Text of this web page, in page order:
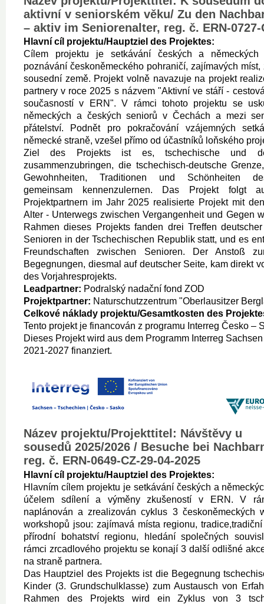
aktivní v seniorském věku/ Zu den
– aktiv im Seniorenalter, reg. č. ERN-0727-
Hlavní cíl projektu/Hauptziel des Projektes:
Cílem projektu je setkávání českých a německých
poznávání českoněmeckého pohraničí, zajímavých
sousední země. Projekt volně navazuje na projekt
partnery v roce 2025 s názvem "Aktivní ve stáří -
současností v ERN". V rámci tohoto projektu se
německých a českých seniorů v Čechách a mezi
přátelství. Podnět pro pokračování vzájemných
německé straně, vzešel přímo od účastníků loňského
Ziel des Projekts ist es, tschechische und
zusammenzubringen, die tschechisch-deutsche
Gewohnheiten, Traditionen und Schönheiten
gemeinsam kennenzulernen. Das Projekt folgt
Projektpartnern im Jahr 2025 realisierte Projekt mit
Alter - Unterwegs zwischen Vergangenheit und Gegen
Rahmen dieses Projekts fanden drei Treffen
Senioren in der Tschechischen Republik statt, und es
Freundschaften zwischen Senioren. Der Anstoß
Begegnungen, diesmal auf deutscher Seite, kam direkt
des Vorjahresprojekts.
Leadpartner: Podralský nadační fond ZOD
Projektpartner: Naturschutzzentrum "Oberlausitzer
Celkové náklady projektu/Gesamtkosten des
Tento projekt je financován z programu Interreg Česko –
Dieses Projekt wird aus dem Programm Interreg
2021-2027 finanziert.
Název projektu/Projekttitel: Návštěvy u
sousedů 2025/2026 / Besuche bei
reg. č. ERN-0649-CZ-29-04-2025
Hlavní cíl projektu/Hauptziel des Projektes:
Hlavním cílem projektu je setkávání českých a
účelem sdílení a výměny zkušeností v ERN. V
naplánován a zrealizován cyklus 3 českoněmeckých
workshopů jsou: zajímavá místa regionu,
přírodní bohatství regionu, hledání společných
rámci zrcadlového projektu se konají 3 další odlišné
na straně partnera.
Das Hauptziel des Projekts ist die Begegnung
Kinder (3. Grundschulklasse) zum Austausch von
Rahmen des Projekts wird ein Zyklus von 3